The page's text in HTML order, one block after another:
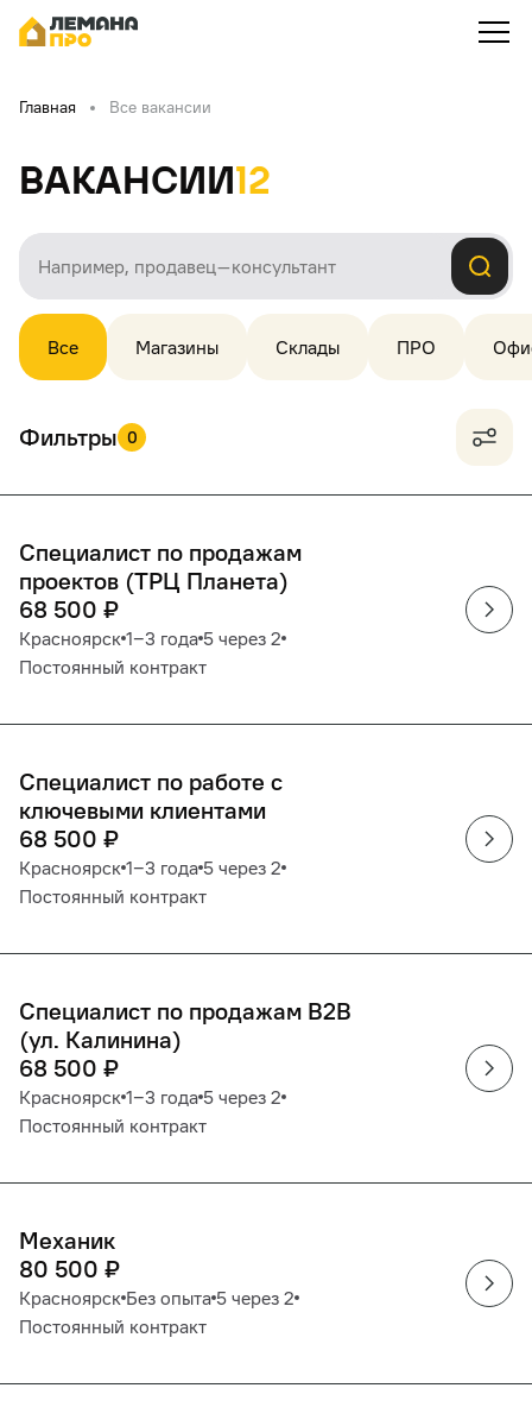
Главная Все вакансии
Вакансии12
Все Магазины Склады ПРО
Фильтры 0
Специалист по продажам
проектов (ТРЦ Планета)
68 500 ₽
Красноярск 1‒3 года 5 через 2
Постоянный контракт
Специалист по работе с
ключевыми клиентами
68 500 ₽
Красноярск 1‒3 года 5 через 2
Постоянный контракт
Специалист по продажам B2B
(ул. Калинина)
68 500 ₽
Красноярск 1‒3 года 5 через 2
Постоянный контракт
Механик
80 500 ₽
Красноярск Без опыта 5 через 2
Постоянный контракт